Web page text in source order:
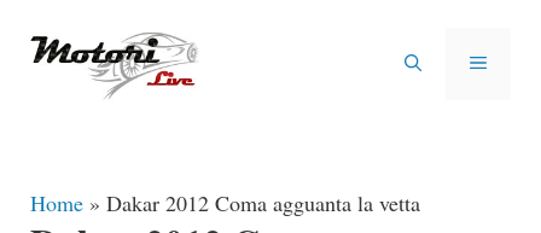
MENU
Home » Dakar 2012 Coma agguanta la vetta